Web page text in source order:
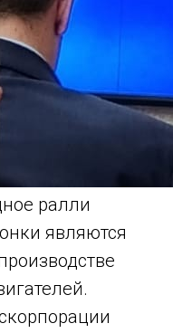
ралли
являются